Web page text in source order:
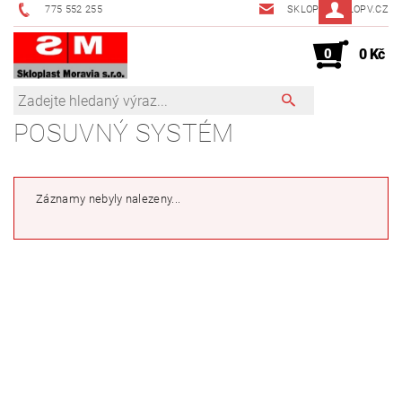
775 552 255 SKLOPV@SKLOPV.CZ
0 0 Kč
POSUVNÝ SYSTÉM
Záznamy nebyly nalezeny...